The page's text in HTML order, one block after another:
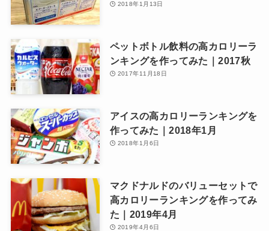
2018年1月13日
ペットボトル飲料の高カロリーラ
ンキングを作ってみた｜2017秋
2017年11月18日
アイスの高カロリーランキングを
作ってみた｜2018年1月
2018年1月6日
マクドナルドのバリューセットで
高カロリーランキングを作ってみ
た｜2019年4月
2019年4月6日